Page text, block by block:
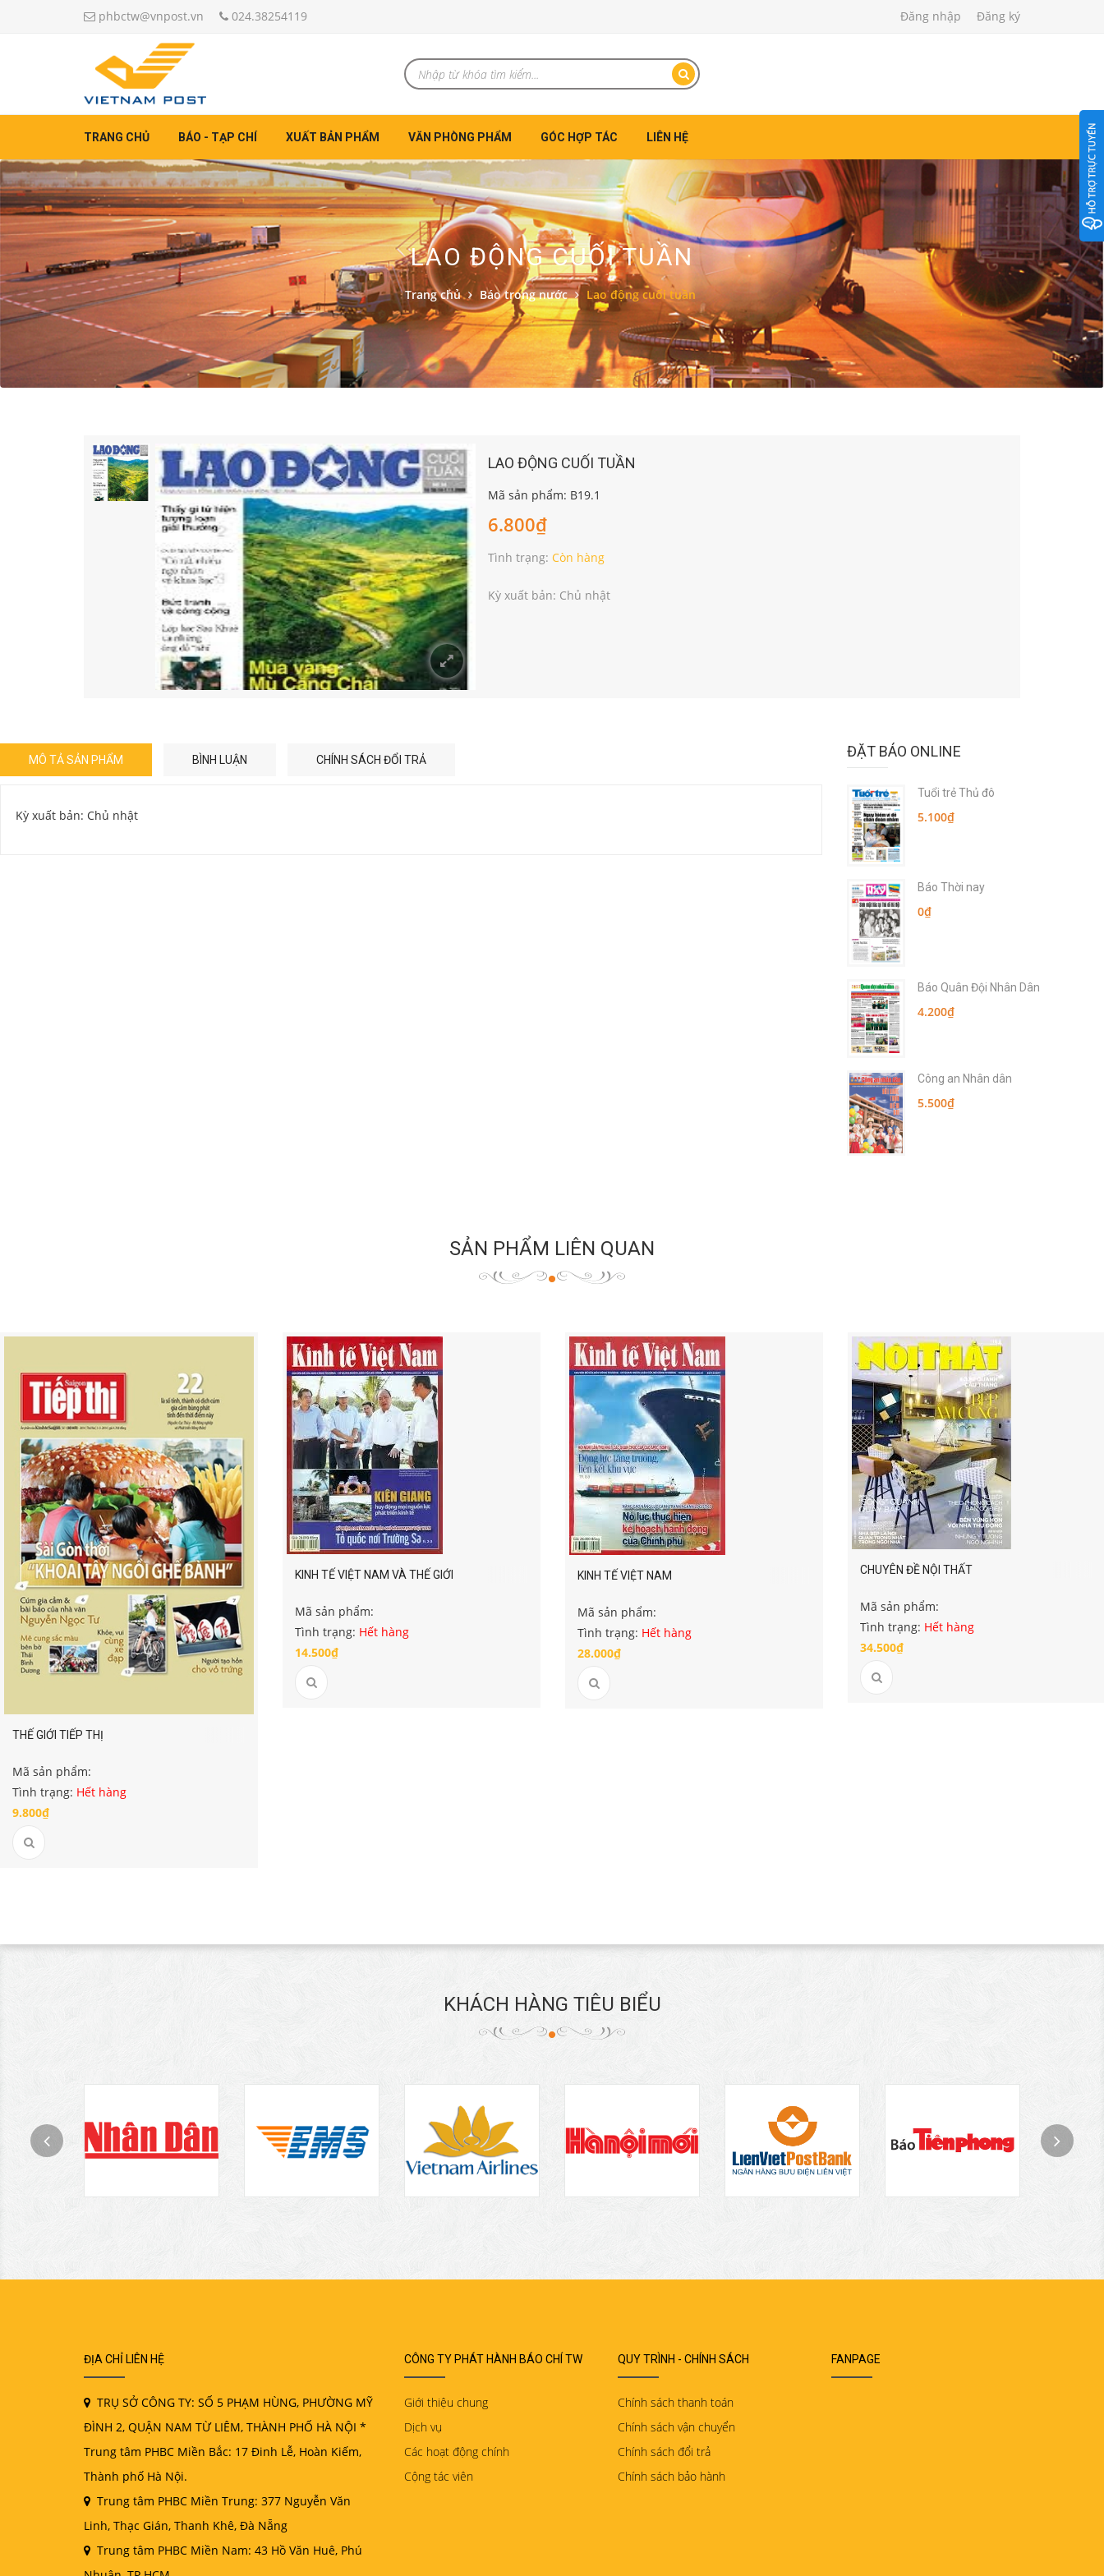
phbctw@vnpost.vn 024.38254119 Đăng nhập Đăng ký
TRANG CHỦ BÁO - TẠP CHÍ XUẤT BẢN PHẨM VĂN PHÒNG PHẨM GÓC HỢP TÁC LIÊN HỆ
LAO ĐỘNG CUỐI TUẦN
Trang chủ Báo trong nước Lao động cuối tuần
LAO ĐỘNG CUỐI TUẦN
Mã sản phẩm: B19.1
6.800₫
Tình trạng: Còn hàng
Kỳ xuất bản: Chủ nhật
MÔ TẢ SẢN PHẨM BÌNH LUẬN CHÍNH SÁCH ĐỔI TRẢ
Kỳ xuất bản: Chủ nhật
ĐẶT BÁO ONLINE
Tuổi trẻ Thủ đô
5.100₫
Báo Thời nay
0₫
Báo Quân Đội Nhân Dân
4.200₫
Công an Nhân dân
5.500₫
SẢN PHẨM LIÊN QUAN
THẾ GIỚI TIẾP THỊ
Mã sản phẩm:
Tình trạng: Hết hàng
9.800₫
KINH TẾ VIỆT NAM VÀ THẾ GIỚI
Mã sản phẩm:
Tình trạng: Hết hàng
14.500₫
KINH TẾ VIỆT NAM
Mã sản phẩm:
Tình trạng: Hết hàng
28.000₫
CHUYÊN ĐỀ NỘI THẤT
Mã sản phẩm:
Tình trạng: Hết hàng
34.500₫
KHÁCH HÀNG TIÊU BIỂU
ĐỊA CHỈ LIÊN HỆ
TRỤ SỞ CÔNG TY: SỐ 5 PHẠM HÙNG, PHƯỜNG MỸ
ĐÌNH 2, QUẬN NAM TỪ LIÊM, THÀNH PHỐ HÀ NỘI *
Trung tâm PHBC Miền Bắc: 17 Đinh Lễ, Hoàn Kiếm,
Thành phố Hà Nội.
Trung tâm PHBC Miền Trung: 377 Nguyễn Văn
Linh, Thạc Gián, Thanh Khê, Đà Nẵng
Trung tâm PHBC Miền Nam: 43 Hồ Văn Huê, Phú
CÔNG TY PHÁT HÀNH BÁO CHÍ TW
Giới thiệu chung
Dịch vụ
Các hoạt động chính
Cộng tác viên
QUY TRÌNH - CHÍNH SÁCH
Chính sách thanh toán
Chính sách vận chuyển
Chính sách đổi trả
Chính sách bảo hành
FANPAGE